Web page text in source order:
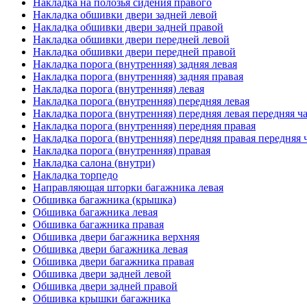
Накладка обшивки двери задней левой
Накладка обшивки двери задней правой
Накладка обшивки двери передней левой
Накладка обшивки двери передней правой
Накладка порога (внутренняя) задняя левая
Накладка порога (внутренняя) задняя правая
Накладка порога (внутренняя) левая
Накладка порога (внутренняя) передняя левая
Накладка порога (внутренняя) передняя левая передняя
Накладка порога (внутренняя) передняя правая
Накладка порога (внутренняя) передняя правая передняя
Накладка порога (внутренняя) правая
Накладка салона (внутри)
Накладка торпедо
Направляющая шторки багажника левая
Обшивка багажника (крышка)
Обшивка багажника левая
Обшивка багажника правая
Обшивка двери багажника верхняя
Обшивка двери багажника левая
Обшивка двери багажника правая
Обшивка двери задней левой
Обшивка двери задней правой
Обшивка крышки багажника